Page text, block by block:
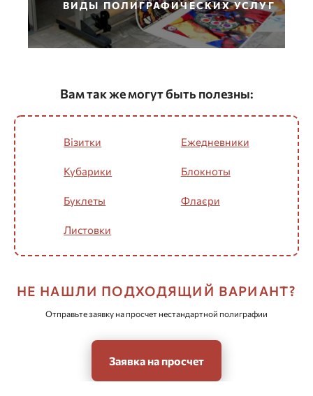
ВИДЫ ПОЛИГРАФИЧЕСКИХ УСЛУГ
Вам так же могут быть полезны:
Візитки
Кубарики
Буклеты
Листовки
Ежедневники
Блокноты
Флаєри
НЕ НАШЛИ ПОДХОДЯЩИЙ ВАРИАНТ?
Отправьте заявку на просчет нестандартной полиграфии
Заявка на просчет